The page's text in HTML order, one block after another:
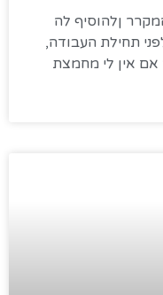
ןלהוסיף לה
תחילת העבודה,
אם אין לי מחמצת